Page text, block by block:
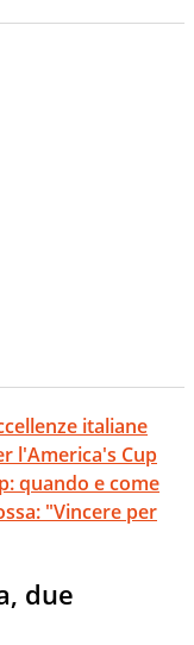
italiane
l'America's Cup
quando e come
"Vincere per
due